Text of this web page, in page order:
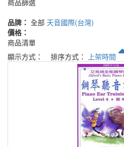
品牌： 全部 天音國際(台灣)
價格：
商品清單
顯示方式：
排序方式： 上架時間